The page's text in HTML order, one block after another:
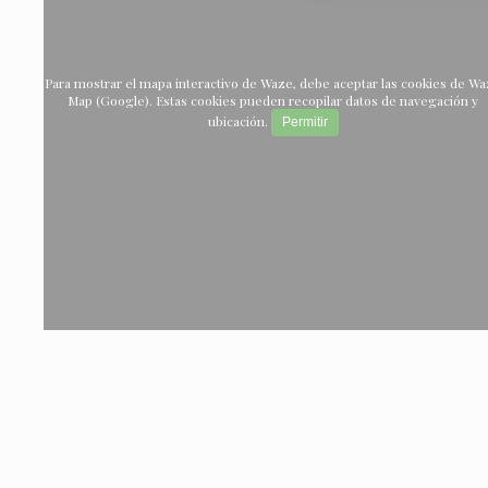
Para mostrar el mapa interactivo de Waze, debe aceptar las cookies de
Map (Google). Estas cookies pueden recopilar datos de navegación y
ubicación.
Permitir